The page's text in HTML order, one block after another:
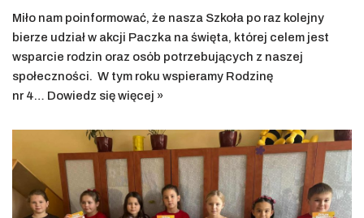
Miło nam poinformować, że nasza Szkoła po raz kolejny
bierze udział w akcji Paczka na święta, której celem jest
wsparcie rodzin oraz osób potrzebujących z naszej
społeczności. W tym roku wspieramy Rodzinę
nr 4… Dowiedz się więcej »